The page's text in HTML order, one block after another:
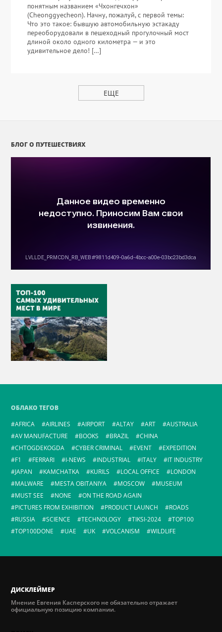
понятным названием «Чхонгечхон»
(Cheonggyecheon). Начну, пожалуй, с первой темы:
Что это такое: бывшую автомобильную эстакаду
переоборудовали в пешеходный прогулочный мост
длиной около одного километра — и это
удивительное дело! […]
ЕЩЕ
БЛОГ О ПУТЕШЕСТВИЯХ
ОБЛАКО ТЕГОВ
AFRICA
AIRLINES AIRPORT ALTAY ART
AUSTRALIA
AV MANUFACTURE
BOOKS BRAZIL
CHINA
CHTOGDEKOGDA
CYBER CRIMINAL EVENT
EXPEDITION
F1
FERRARI I-NEWS INDUSTRIAL ITALY
IT INDUSTRY
JAPAN
KAMCHATKA KURILS LOCAL OFFICE
LONDON
MALWARE
MESTA OBITANIYA MOSCOW
MUSEUM
MUST SEE
NONE
ON THE ROAD AGAIN
PICTURES FROM EXHIBITION
PRODUCT LAUNCH
ROADS
RUSSIA
SCIENCE TECHNOLOGY TIKSI-2024
TOP100
TOP100DONE
UAE UK VOLCANISM WILDLIFE
ДИСКЛЕЙМЕР
Мнение Евгения Касперского не обязательно отражает
официальную позицию компании.